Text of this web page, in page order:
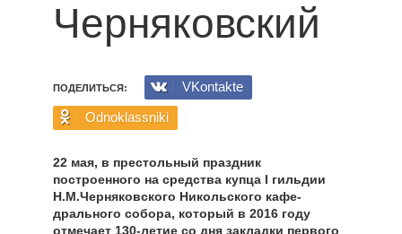
Черняковский
ПОДЕЛИТЬСЯ:
VKontakte
Odnoklassniki
22 мая, в престольный праздник
построенного на средства купца I гильдии
Н.М.Черняковского Никольского кафе­
дрального собора, который в 2016 году
отмечает 130-летие со дня закладки первого